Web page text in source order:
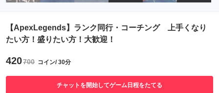
【ApexLegends】ランク同行・コーチング 上手くなり
たい方！盛りたい方！大歓迎！
420700 コイン/ 30分
チャットを開始してゲーム日程をたてる